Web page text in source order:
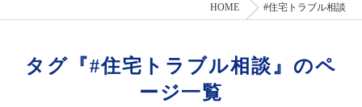
HOME #住宅トラブル相談
タグ『#住宅トラブル相談』のペ
ージ一覧